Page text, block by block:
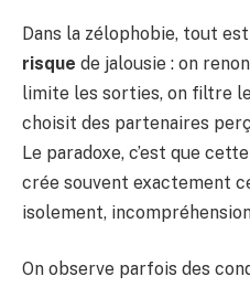
Dans la zélophobie, tout
risque de jalousie : on
limite les sorties, on filtre
choisit des partenaires
Le paradoxe, c’est que
crée souvent exactement
isolement,
On observe parfois des